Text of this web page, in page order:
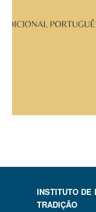
INSTITUTO DE
TRADIÇÃO